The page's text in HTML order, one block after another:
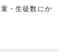
・生徒数にか